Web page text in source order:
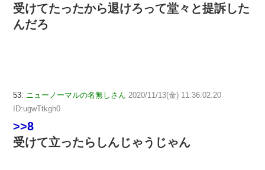
受けてたったから退けろって堂々と提訴した
んだろ
53: ニューノーマルの名無しさん 2020/11/13(金) 11:36:02.20
ID:ugwTtkgh0
>>8
受けて立ったらしんじゃうじゃん